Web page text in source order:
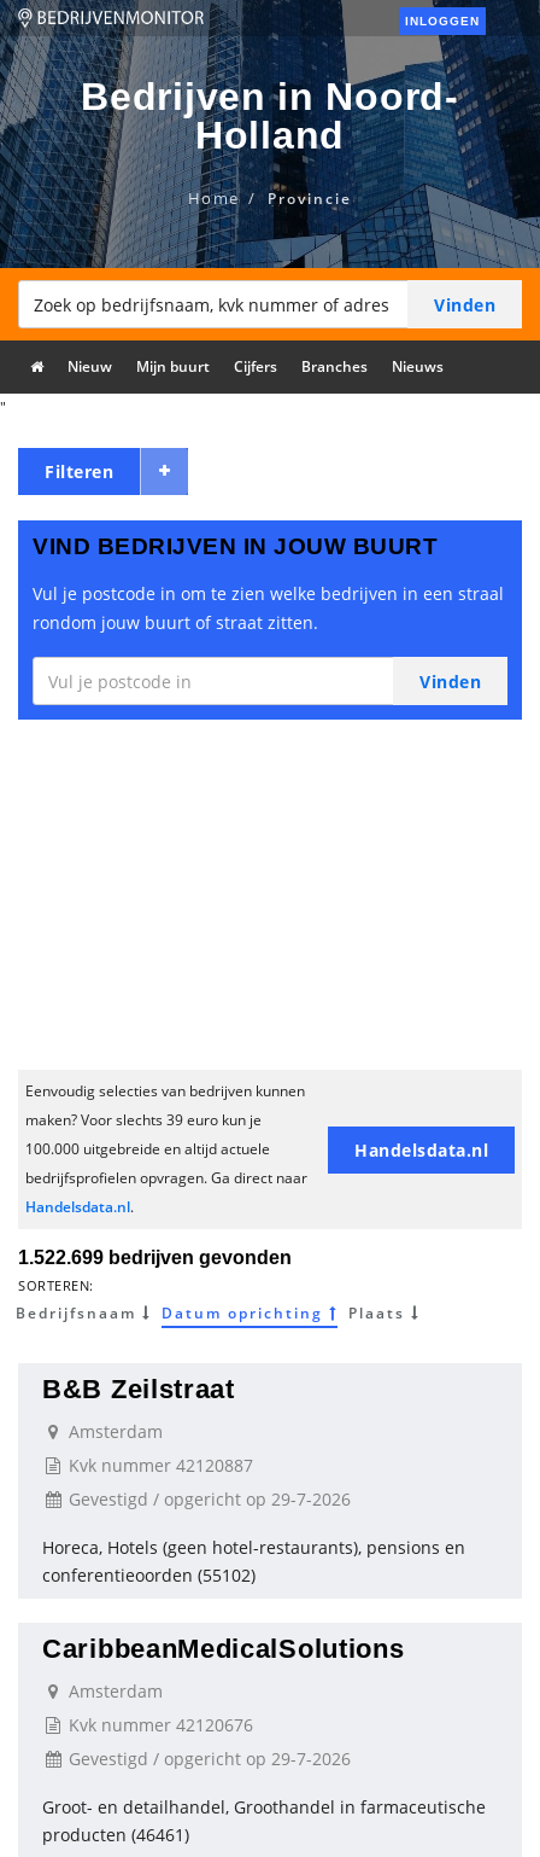
INLOGGEN
Bedrijven in Noord-
Holland
Home Provincie
Nieuw Mijn buurt Cijfers Branches
Nieuws
"
Filteren
VIND BEDRIJVEN IN JOUW BUURT
Vul je postcode in om te zien welke bedrijven in een straal
rondom jouw buurt of straat zitten.
Eenvoudig selecties van bedrijven kunnen
maken? Voor slechts 39 euro kun je
100.000 uitgebreide en altijd actuele
bedrijfsprofielen opvragen. Ga direct naar
Handelsdata.nl.
Handelsdata.nl
1.522.699 bedrijven gevonden
SORTEREN:
Bedrijfsnaam Datum oprichting Plaats
B&B Zeilstraat
Amsterdam
Kvk nummer 42120887
Gevestigd / opgericht op 29-7-2026
Horeca, Hotels (geen hotel-restaurants), pensions en
conferentieoorden (55102)
CaribbeanMedicalSolutions
Amsterdam
Kvk nummer 42120676
Gevestigd / opgericht op 29-7-2026
Groot- en detailhandel, Groothandel in farmaceutische
producten (46461)